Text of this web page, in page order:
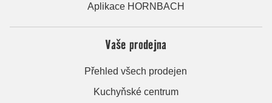
Aplikace HORNBACH
Vaše prodejna
Přehled všech prodejen
Kuchyňské centrum